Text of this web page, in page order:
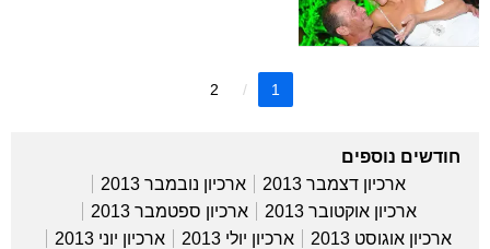
1
2
חודשים נוספים
ארכיון דצמבר 2013
ארכיון נובמבר 2013
ארכיון אוקטובר 2013
ארכיון ספטמבר 2013
ארכיון אוגוסט 2013
ארכיון יולי 2013
ארכיון יוני 2013